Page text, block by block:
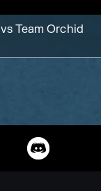
vsTeam Orchid